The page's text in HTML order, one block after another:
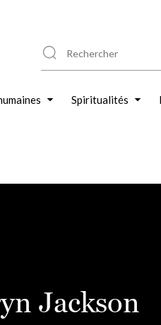
Spiritualités
Jackson